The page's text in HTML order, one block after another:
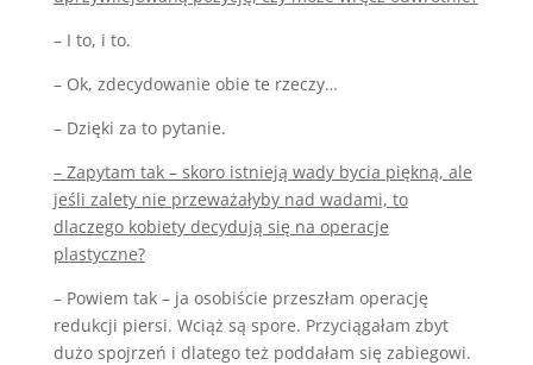
– I to, i to.
– Ok, zdecydowanie obie te rzeczy…
– Dzięki za to pytanie.
– Zapytam tak – skoro istnieją wady bycia piękną, ale
jeśli zalety nie przeważałyby nad wadami, to
dlaczego kobiety decydują się na operacje
plastyczne?
– Powiem tak – ja osobiście przeszłam operację
redukcji piersi. Wciąż są spore. Przyciągałam zbyt
dużo spojrzeń i dlatego też poddałam się zabiegowi.